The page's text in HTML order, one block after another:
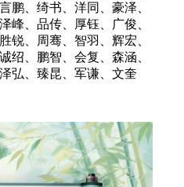
鹏、绮书、洋同、豪泽、
峰、品传、厚钰、广俊、
锐、周骞、智羽、辉宏、
绍、鹏智、会复、森涵、
弘、臻昆、军谦、文奎